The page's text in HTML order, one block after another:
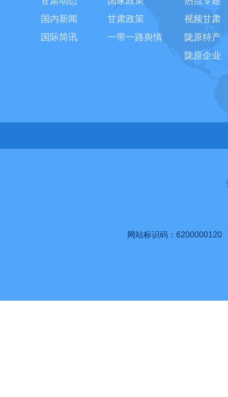
国内新闻
国际简讯
甘肃政策
一带一路舆情
视频甘肃
陇原特产
陇原企业
网站标识码：6200000120